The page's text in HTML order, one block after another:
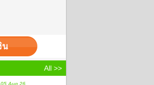
All >>
05 Aug 26